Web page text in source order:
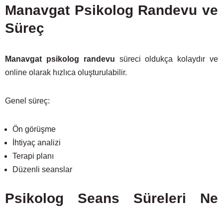
Manavgat Psikolog Randevu ve
Süreç
Manavgat psikolog randevu süreci oldukça kolaydır ve
online olarak hızlıca oluşturulabilir.
Genel süreç:
Ön görüşme
İhtiyaç analizi
Terapi planı
Düzenli seanslar
Psikolog Seans Süreleri Ne